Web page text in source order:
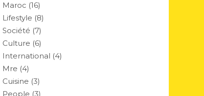
Maroc (16)
Lifestyle (8)
Société (7)
Culture (6)
International (4)
Mre (4)
Cuisine (3)
People (3)